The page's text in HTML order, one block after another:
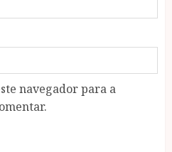
navegador para a